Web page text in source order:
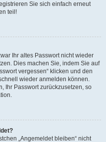
Sie sich einfach erneut
teil!
Ihr altes Passwort nicht wieder
Dies machen Sie, indem Sie auf
vergessen“ klicken und den
wieder anmelden können.
Ihr Passwort zurückzusetzen, so
„Angemeldet bleiben“ nicht